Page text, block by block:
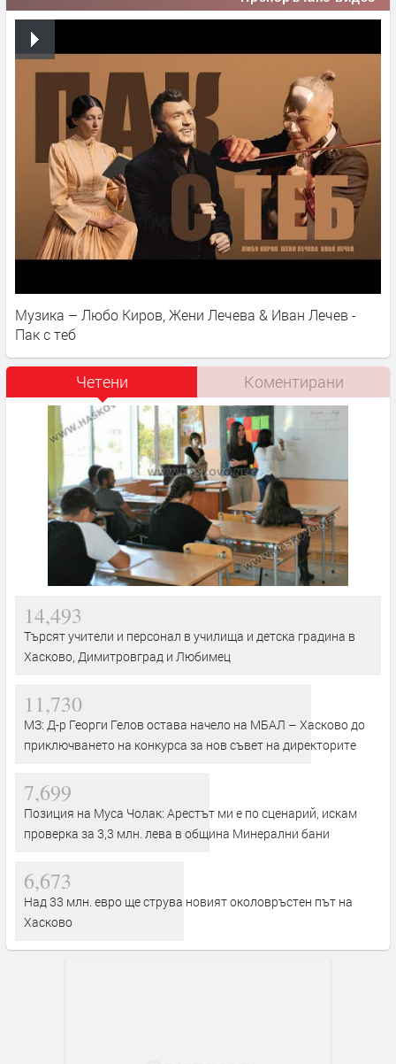
Музика – Любо Киров, Жени Лечева & Иван Лечев -
Пак с теб
Четени Коментирани
14,493
Търсят учители и персонал в училища и детска градина в
Хасково, Димитровград и Любимец
11,730
МЗ: Д-р Георги Гелов остава начело на МБАЛ – Хасково до
приключването на конкурса за нов съвет на директорите
7,699
Позиция на Муса Чолак: Арестът ми е по сценарий, искам
проверка за 3,3 млн. лева в община Минерални бани
6,673
Над 33 млн. евро ще струва новият околовръстен път на
Хасково